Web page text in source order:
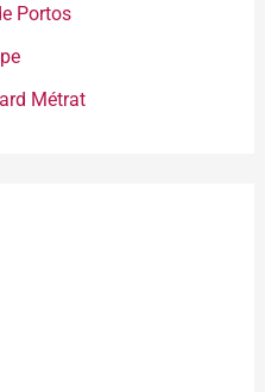
Portos
Métrat